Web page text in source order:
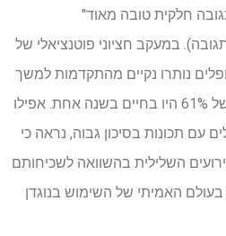
חלקית טובה מאוד"
במעקב חציוני פוטנציאלי של
נותרו נקיים מהתקדמות למשך
5.8 חודשים לפחות והערכה של 61% היו בחיים בשנה אחת. אפילו
עם תכונות בסיכון גבוה, נראה כי
השלילית בהשוואה לשכיחותם
בעולם האמיתי של השימוש בנוגדן